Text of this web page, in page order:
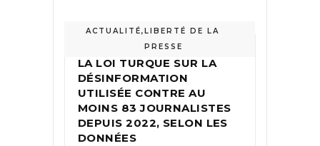
ACTUALITÉ, LIBERTÉ DE LA
PRESSE
LA LOI TURQUE SUR LA
DÉSINFORMATION
UTILISÉE CONTRE AU
MOINS 83 JOURNALISTES
DEPUIS 2022, SELON LES
DONNÉES